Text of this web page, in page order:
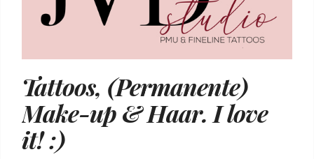
Tattoos, (Permanente)
Make-up & Haar. I love
it! :)